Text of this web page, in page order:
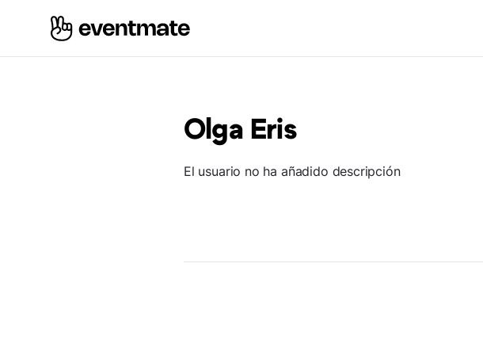
Olga Eris
El usuario no ha añadido descripción